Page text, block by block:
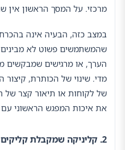
מרכזי. על המסך הראשון אין
במצב כזה, הבעיה אינה
שהמשתמשים פשוט לא
הערך, או מרגישים שמבקשים
מדי. שינוי של הכותרת, קיצור
של לקוחות או תיאור קצר של
את איכות המפגש הראשוני
2. קליניקה שמקבלת קליקים, אבל מעט פניות